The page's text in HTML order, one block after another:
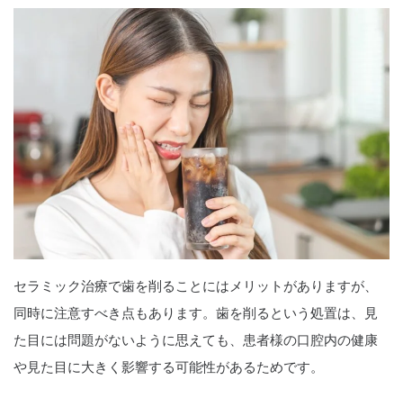
セラミック治療で歯を削ることにはメリットがありますが、
同時に注意すべき点もあります。歯を削るという処置は、見
た目には問題がないように思えても、患者様の口腔内の健康
や見た目に大きく影響する可能性があるためです。